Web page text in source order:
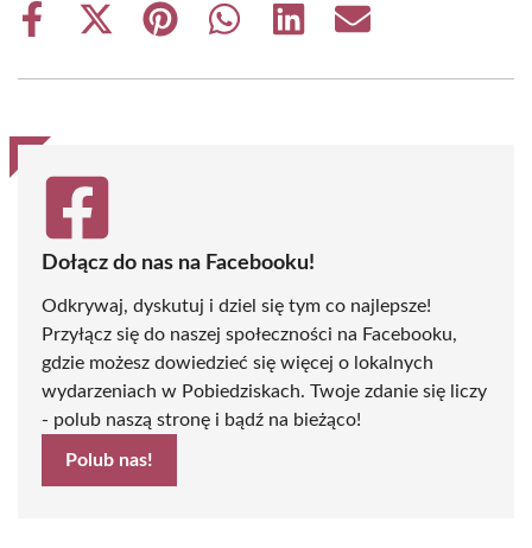
Share
Share
(Twitter)
Share
Share
Share
Share
Dołącz do nas na Facebooku!
Odkrywaj, dyskutuj i dziel się tym co najlepsze!
Przyłącz się do naszej społeczności na Facebooku,
gdzie możesz dowiedzieć się więcej o lokalnych
wydarzeniach w Pobiedziskach. Twoje zdanie się liczy
- polub naszą stronę i bądź na bieżąco!
Polub nas!